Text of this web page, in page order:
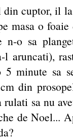
cuptor, il
masa o
n-o sa
l aruncati),
5 minute sa
din
rulati sa nu
de Noel...